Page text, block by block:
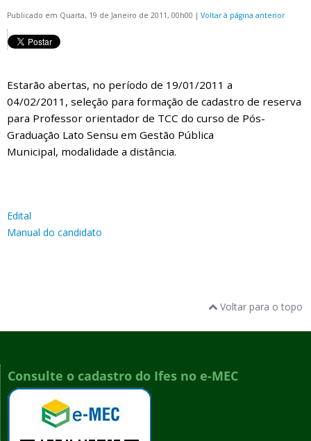
Publicado em Quarta, 19 de Janeiro de 2011, 00h00 | Voltar à página anterior
Estarão abertas, no período de 19/01/2011 a
04/02/2011, seleção para formação de cadastro de reserva
para Professor orientador de TCC do curso de Pós-
Graduação Lato Sensu em Gestão Pública
Municipal, modalidade a distância.
Edital
Manual do candidato
Voltar para o topo
Consulte o cadastro do Ifes no e-MEC